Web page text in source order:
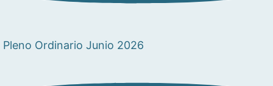
Pleno Ordinario Junio 2026